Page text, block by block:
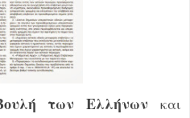
των Ελλήνων και